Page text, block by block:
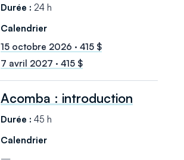
24 h
15 octobre 2026 · 415 $
7 avril 2027 · 415 $
Acomba : introduction
45 h